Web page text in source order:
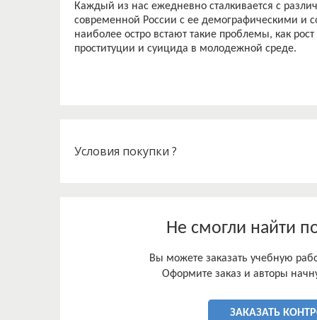
Каждый из нас ежедневно сталкивается с
современной России с ее демографическими и
наиболее остро встают такие проблемы, как
Условия покупки ?
Не смогли найти
Вы можете заказать учебную
Оформите заказ и авторы
ЗАКАЗАТЬ